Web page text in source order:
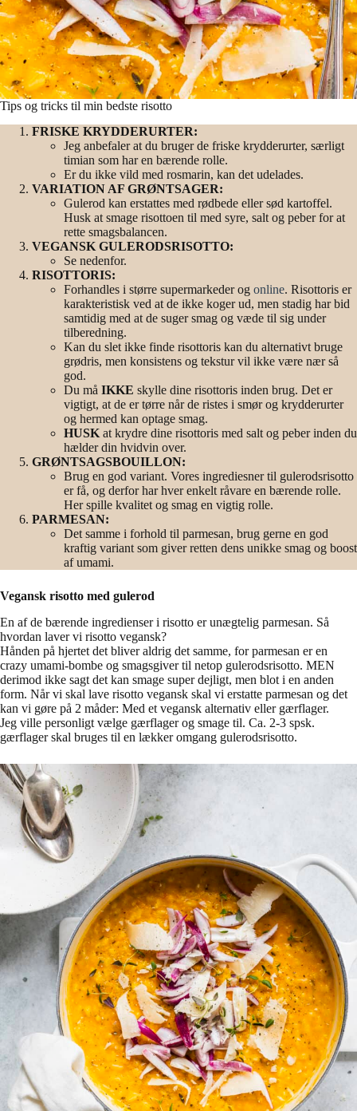
Tips og tricks til min bedste risotto
FRISKE KRYDDERURTER:
Jeg anbefaler at du bruger de friske krydderurter, særligt
timian som har en bærende rolle.
Er du ikke vild med rosmarin, kan det udelades.
VARIATION AF GRØNTSAGER:
Gulerod kan erstattes med rødbede eller sød kartoffel.
Husk at smage risottoen til med syre, salt og peber for at
rette smagsbalancen.
VEGANSK GULERODSRISOTTO:
Se nedenfor.
RISOTTORIS:
Forhandles i større supermarkeder og online. Risottoris er
karakteristisk ved at de ikke koger ud, men stadig har bid
samtidig med at de suger smag og væde til sig under
tilberedning.
Kan du slet ikke finde risottoris kan du alternativt bruge
grødris, men konsistens og tekstur vil ikke være nær så
god.
Du må IKKE skylle dine risottoris inden brug. Det er
vigtigt, at de er tørre når de ristes i smør og krydderurter
og hermed kan optage smag.
HUSK at krydre dine risottoris med salt og peber inden du
hælder din hvidvin over.
GRØNTSAGSBOUILLON:
Brug en god variant. Vores ingrediesner til gulerodsrisotto
er få, og derfor har hver enkelt råvare en bærende rolle.
Her spille kvalitet og smag en vigtig rolle.
PARMESAN:
Det samme i forhold til parmesan, brug gerne en god
kraftig variant som giver retten dens unikke smag og boost
af umami.
Vegansk risotto med gulerod
En af de bærende ingredienser i risotto er unægtelig parmesan. Så
hvordan laver vi risotto vegansk?
Hånden på hjertet det bliver aldrig det samme, for parmesan er en
crazy umami-bombe og smagsgiver til netop gulerodsrisotto. MEN
derimod ikke sagt det kan smage super dejligt, men blot i en anden
form. Når vi skal lave risotto vegansk skal vi erstatte parmesan og det
kan vi gøre på 2 måder: Med et vegansk alternativ eller gærflager.
Jeg ville personligt vælge gærflager og smage til. Ca. 2-3 spsk.
gærflager skal bruges til en lækker omgang gulerodsrisotto.